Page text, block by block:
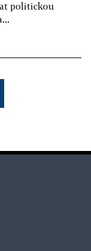
politickou